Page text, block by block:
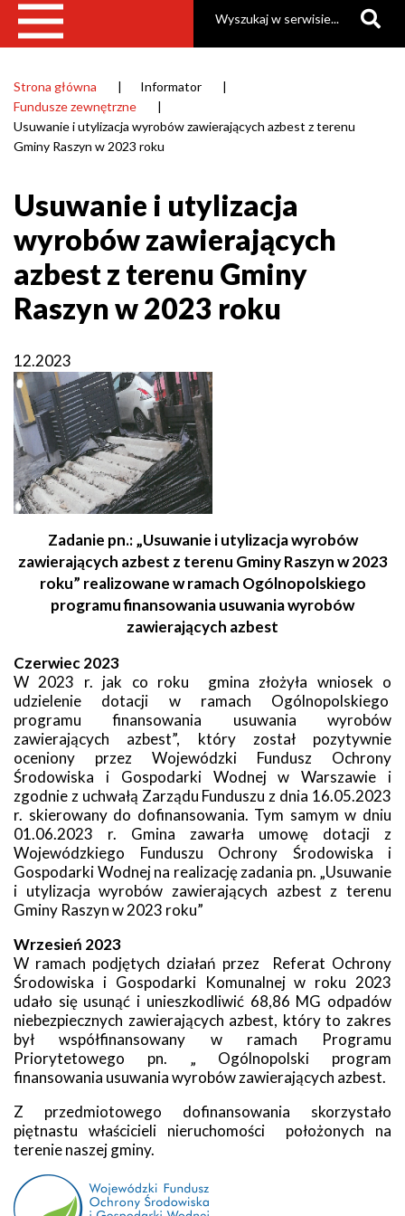
Gmina
Raszyn
Ścieżka
nawigacyjna
Strona główna
Informator
Fundusze zewnętrzne
Usuwanie i utylizacja wyrobów zawierających azbest z terenu
Gminy Raszyn w 2023 roku
Usuwanie i utylizacja
wyrobów zawierających
azbest z terenu Gminy
Raszyn w 2023 roku
12.2023
Zadanie pn.: „Usuwanie i utylizacja wyrobów
zawierających azbest z terenu Gminy Raszyn w 2023
roku” realizowane w ramach Ogólnopolskiego
programu finansowania usuwania wyrobów
zawierających azbest
Czerwiec 2023
W 2023 r. jak co roku
gmina złożyła wniosek o
udzielenie dotacji w ramach Ogólnopolskiego
programu finansowania usuwania wyrobów
zawierających azbest”, który został pozytywnie
oceniony przez Wojewódzki Fundusz Ochrony
Środowiska i Gospodarki Wodnej w Warszawie i
zgodnie z uchwałą Zarządu Funduszu z dnia 16.05.2023
r. skierowany do dofinansowania. Tym samym w dniu
01.06.2023 r. Gmina zawarła umowę dotacji z
Wojewódzkiego Funduszu Ochrony Środowiska i
Gospodarki Wodnej na realizację zadania pn. „Usuwanie
i utylizacja wyrobów zawierających azbest z terenu
Gminy Raszyn w 2023 roku”
Wrzesień 2023
W ramach podjętych działań przez Referat Ochrony
Środowiska i Gospodarki Komunalnej w roku 2023
udało się usunąć i unieszkodliwić 68,86 MG odpadów
niebezpiecznych zawierających azbest, który to zakres
był współfinansowany w ramach Programu
Priorytetowego pn. „ Ogólnopolski program
finansowania usuwania wyrobów zawierających azbest.
Z przedmiotowego dofinansowania skorzystało
piętnastu właścicieli nieruchomości położonych na
terenie naszej gminy.